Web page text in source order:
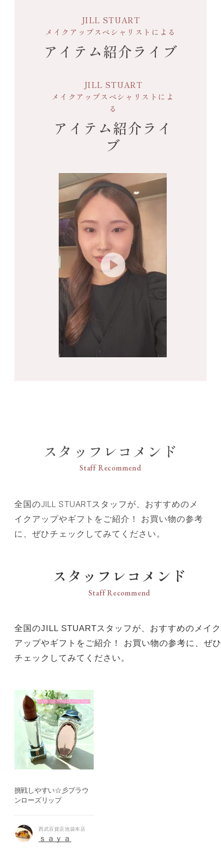
粉っぽさや負担感のない無重力質感
純度の高いジュエリーのような色鮮やかな
カラークリエイターからのメッセージ
私は「リップは究極のファッションアクセサリ
したり、朝は控えめで夕方は大胆にすることもで
まさに、2021年春のリップトレンドは自由奔放に
その日の気分を表現すること。
リップにルールはありません。
ジルスチュアート ルージュ リップジュエル ジ
ェミーサテンは、ジュエリーを選ぶような感覚
で、誰でも簡単に楽しめる贅沢なカラーバリエー
ションにしました。
色気があり女性らしく、何よりも楽しい！という
コレクションの魅力を表現するために、色名ひと
つひとつも、トキメキを感じられる遊び心のある
ネーミングにこだわりました。
NY、ヨーロッパのファッションウィークで世界のトップメイ
クアップアーティストのアシスタントとしてキャリアをスタ
ート。国際的なステージでの編集作業を経て、カラーやメイ
クに対する斬新でモダンなアプローチを獲得した。現在15年
JILL STUART
メイクアップスペシャリストによる
アイテム紹介ライブ
JILL STUART
メイクアップスペシャリストによ
る
アイテム紹介ライ
ブ
スタッフレコメンド
Staff Recommend
全国のJILL STUARTスタッフが、おすすめのメ
イクアップやギフトをご紹介！ お買い物の参考
に、ぜひチェックしてみてください。
スタッフレコメンド
Staff Recommend
全国のJILL STUARTスタッフが、おすすめのメイク
アップやギフトをご紹介！ お買い物の参考に、ぜひ
チェックしてみてください。
挑戦しやすい☆彡ブラウ
ンローズリップ
西武百貨店池袋本店
ｓａｙａ